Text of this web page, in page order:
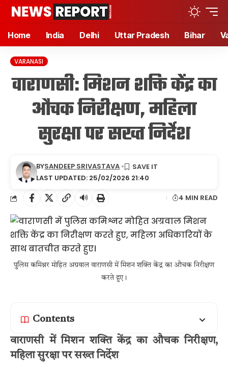
Home India Delhi Uttar Pradesh Bihar
VARANASI
वाराणसी: मिशन शक्ति केंद्र का
औचक निरीक्षण, महिला
सुरक्षा पर सख्त निर्देश
LAST UPDATED: 25/02/2026 21:40
BYSANDEEP SRIVASTAVA
🔊 4 MIN READ
पुलिस कमिश्नर मोहित अग्रवाल वाराणसी में मिशन शक्ति केंद्र का औचक निरीक्षण
करते हुए।
Contents
वाराणसी में मिशन शक्ति केंद्र का औचक निरीक्षण,
महिला सुरक्षा पर सख्त निर्देश